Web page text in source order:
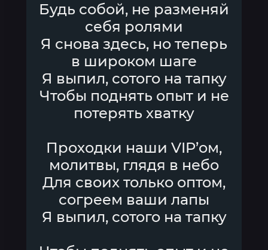
Будь собой, не разменяй
себя ролями
Я снова здесь, но теперь
в широком шаге
Я выпил, сотого на тапку
Чтобы поднять опыт и не
потерять хватку
Проходки наши VIP’ом,
молитвы, глядя в небо
Для своих только оптом,
согреем ваши лапы
Я выпил, сотого на тапку